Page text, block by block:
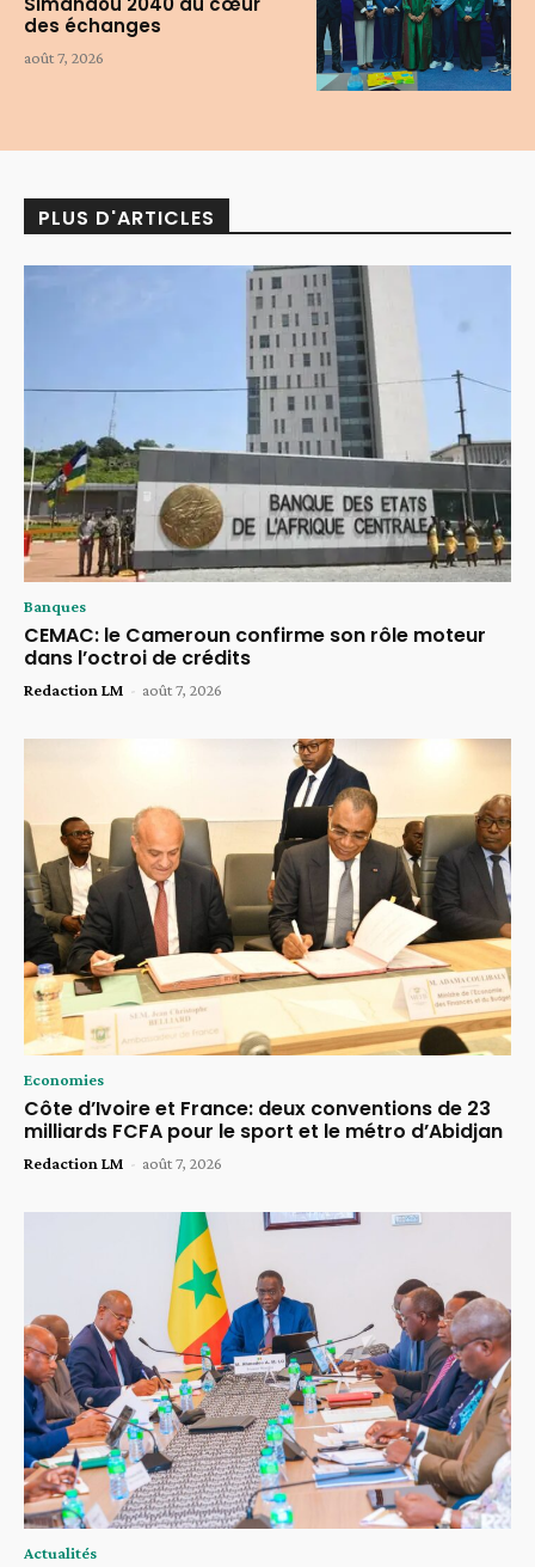
des échanges
août 7, 2026
PLUS D'ARTICLES
Banques
CEMAC: le Cameroun confirme son rôle moteur
dans l’octroi de crédits
Redaction LM - août 7, 2026
Economies
Côte d’Ivoire et France: deux conventions de 23
milliards FCFA pour le sport et le métro d’Abidjan
Redaction LM - août 7, 2026
Actualités